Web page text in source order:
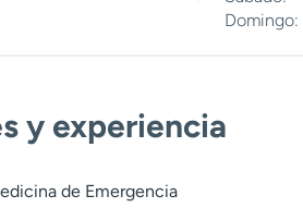
Domingo:
y experiencia
de Emergencia